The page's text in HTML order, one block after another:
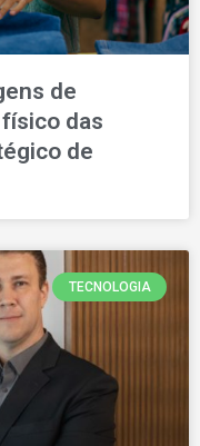
de
das
de
TECNOLOGIA